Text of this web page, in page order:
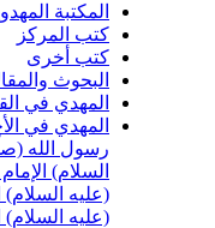
المهدوية
والمقالات
في القرآن الكريم
في الأحاديث
الله (صلّى الله عليه
الإمام الحسن (عليه
الإمام
الإمام